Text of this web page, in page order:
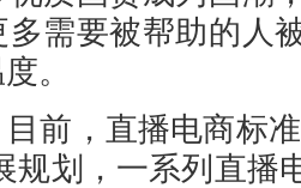
需要被帮助的人
。
，直播电商标准
规划，一系列直播